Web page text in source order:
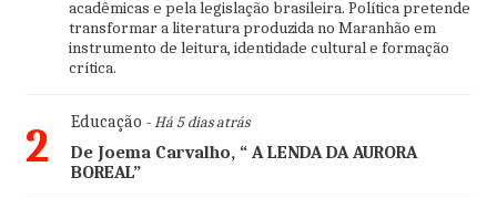
acadêmicas e pela legislação brasileira. Política pretende
transformar a literatura produzida no Maranhão em
instrumento de leitura, identidade cultural e formação
crítica.
2 Educação - Há 5 dias atrás
De Joema Carvalho, “ A LENDA DA AURORA
BOREAL”